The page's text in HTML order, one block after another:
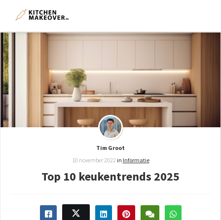
Tim Groot
10 november 2022 in Informatie
Top 10 keukentrends 2025